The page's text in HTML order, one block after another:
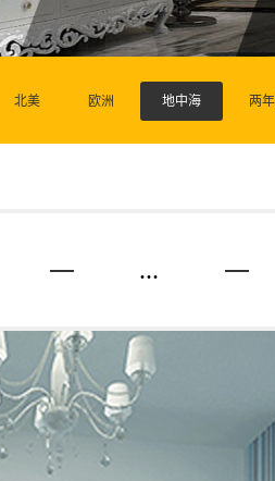
北美 欧洲 地中海 两
...